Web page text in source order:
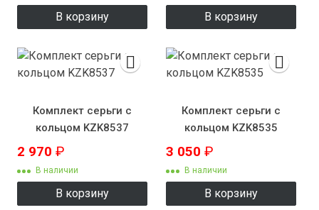
В корзину В корзину
Комплект серьги с
кольцом KZK8537
2 970 ₽
В наличии
В корзину
Комплект серьги с
кольцом KZK8535
3 050 ₽
В наличии
В корзину